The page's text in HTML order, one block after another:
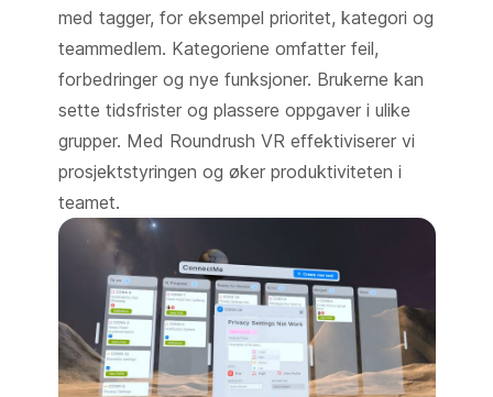
med tagger, for eksempel prioritet, kategori og
teammedlem. Kategoriene omfatter feil,
forbedringer og nye funksjoner. Brukerne kan
sette tidsfrister og plassere oppgaver i ulike
grupper. Med Roundrush VR effektiviserer vi
prosjektstyringen og øker produktiviteten i
teamet.